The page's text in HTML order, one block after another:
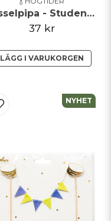
Visselpipa - Student - Silver
37 kr
LÄGG I VARUKORGEN
NYHET